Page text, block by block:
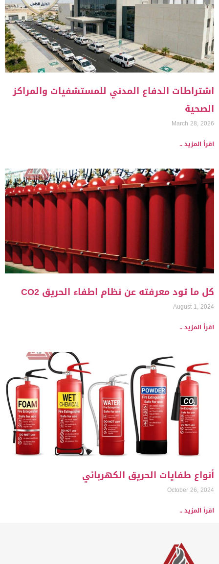
اشتراطات الدفاع المدني للمستشفيات والمراكز
الصحية
March 28, 2026
اقرأ المزيد ..
كل ما تود معرفته عن نظام اطفاء الحريق CO2
August 1, 2024
اقرأ المزيد ..
أنواع طفايات الحريق الكهربائي
October 26, 2024
اقرأ المزيد ..